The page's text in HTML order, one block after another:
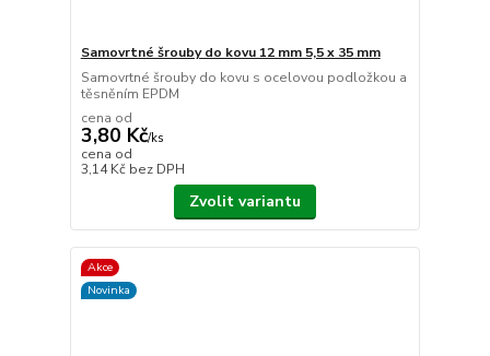
Samovrtné šrouby do kovu 12 mm 5,5 x 35 mm
Samovrtné šrouby do kovu s ocelovou podložkou a
těsněním EPDM
cena od
3,80 Kč/ks
cena od
3,14 Kč bez DPH
Zvolit variantu
Akce
Novinka